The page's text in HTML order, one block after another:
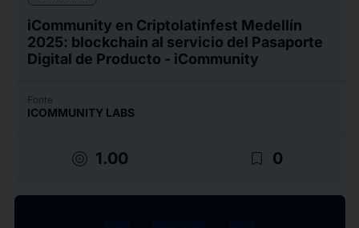
iCommunity en Criptolatinfest Medellín
2025: blockchain al servicio del Pasaporte
Digital de Producto - iCommunity
Fonte
ICOMMUNITY LABS
target 1.00 bookmark_border 0